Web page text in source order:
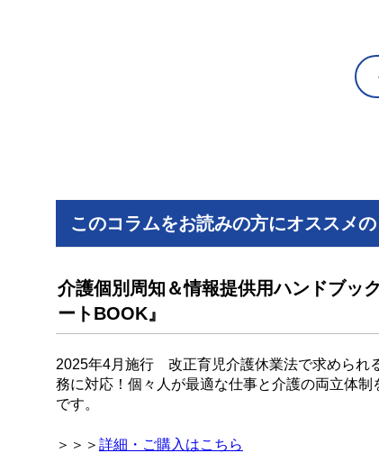
このコラムをお読みの方にオススメ
介護個別周知＆情報提供用ハンドブ
ートBOOK』
2025年4月施行 改正育児介護休業法で求められ
務に対応！個々人が最適な仕事と介護の両立体
です。
＞＞＞ 詳細・ご購入はこちら